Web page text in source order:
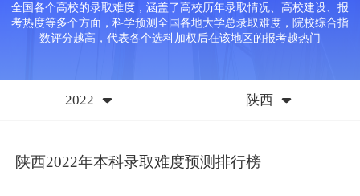
全国各个高校的录取难度，涵盖了高校历年录取情况、高校建设、报
考热度等多个方面，科学预测全国各地大学总录取难度，院校综合指
数评分越高，代表各个选科加权后在该地区的报考越热门
2022 陕西
陕西2022年本科录取难度预测排行榜